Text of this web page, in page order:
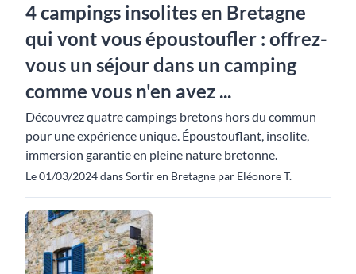
4 campings insolites en Bretagne
qui vont vous époustoufler : offrez-
vous un séjour dans un camping
comme vous n'en avez ...
Découvrez quatre campings bretons hors du commun
pour une expérience unique. Époustouflant, insolite,
immersion garantie en pleine nature bretonne.
Le 01/03/2024 dans Sortir en Bretagne par Eléonore T.